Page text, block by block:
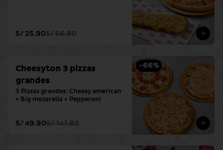
S/ 25.90S/ 56.80
-66%
Cheesyton 3 pizzas
grandes
3 Pizzas grandes: Cheesy american
+ Big mozarella + Pepperoni
S/ 49.90S/ 147.80